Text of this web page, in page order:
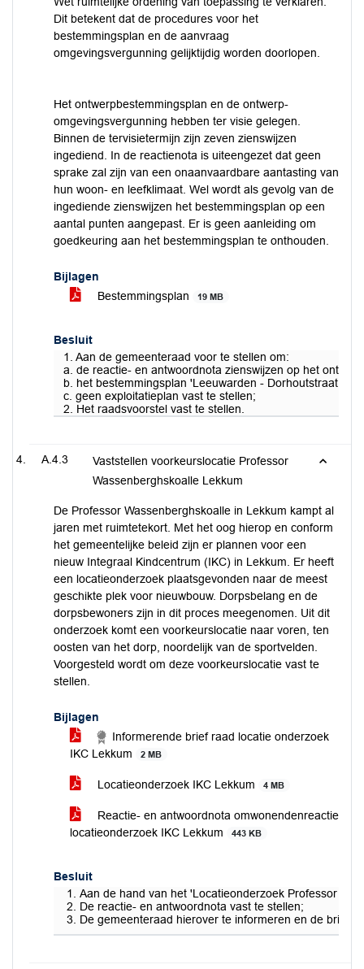
Dit betekent dat de procedures voor het
bestemmingsplan en de aanvraag
omgevingsvergunning gelijktijdig worden doorlopen.
Het ontwerpbestemmingsplan en de ontwerp-
omgevingsvergunning hebben ter visie gelegen.
Binnen de tervisietermijn zijn zeven zienswijzen
ingediend. In de reactienota is uiteengezet dat geen
sprake zal zijn van een onaanvaardbare aantasting van
hun woon- en leefklimaat. Wel wordt als gevolg van de
ingediende zienswijzen het bestemmingsplan op een
aantal punten aangepast. Er is geen aanleiding om
goedkeuring aan het bestemmingsplan te onthouden.
Bijlagen
Bestemmingsplan
19 MB
Besluit
1. Aan de gemeenteraad voor te stellen om:
a. de reactie- en antwoordnota zienswijzen op het
b. het bestemmingsplan 'Leeuwarden - Dorhoutstraat
c. geen exploitatieplan vast te stellen;
2. Het raadsvoorstel vast te stellen.
A.4.3
Vaststellen voorkeurslocatie Professor
Wassenberghskoalle Lekkum
De Professor Wassenberghskoalle in Lekkum kampt al
jaren met ruimtetekort. Met het oog hierop en conform
het gemeentelijke beleid zijn er plannen voor een
nieuw Integraal Kindcentrum (IKC) in Lekkum. Er heeft
een locatieonderzoek plaatsgevonden naar de meest
geschikte plek voor nieuwbouw. Dorpsbelang en de
dorpsbewoners zijn in dit proces meegenomen. Uit dit
onderzoek komt een voorkeurslocatie naar voren, ten
oosten van het dorp, noordelijk van de sportvelden.
Voorgesteld wordt om deze voorkeurslocatie vast te
stellen.
Bijlagen
Informerende brief raad locatie onderzoek
IKC Lekkum
2 MB
Locatieonderzoek IKC Lekkum 4 MB
Reactie- en antwoordnota omwonendenreactie
locatieonderzoek IKC Lekkum
443 KB
Besluit
Aan de hand van het 'Locatieonderzoek Professor
De reactie- en antwoordnota vast te stellen;
De gemeenteraad hierover te informeren en de brief